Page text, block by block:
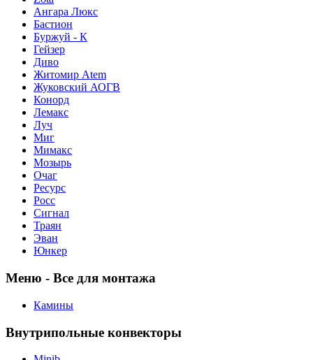
Ангара Люкс
Бастион
Буржуй - К
Гейзер
Диво
Житомир Аtem
Жуковский АОГВ
Конорд
Лемакс
Луч
Миг
Мимакс
Мозырь
Очаг
Ресурс
Росс
Сигнал
Траян
Эван
Юнкер
Меню - Все для монтажа
Камины
Внутрипольные конвекторы